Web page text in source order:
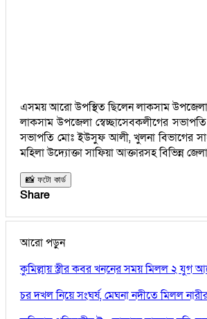
এসময় আরো উপস্থিত ছিলেন লাকসাম উপজেলা
লাকসাম উপজেলা স্বেচ্ছাসেবকলীগের
সভাপতি মোঃ ইউসুফ আলী, খুলনা বিভাগের
মহিলা উদ্যোক্তা সাফিয়া আক্তারসহ বিভিন্ন
📸 ফটো কার্ড
Share
আরো পড়ুন
কুমিল্লায় স্ত্রীর কবর খননের সময় মিলল ২ যুগ
চর দখল নিয়ে সংঘর্ষ, মেঘনা নদীতে মিলল